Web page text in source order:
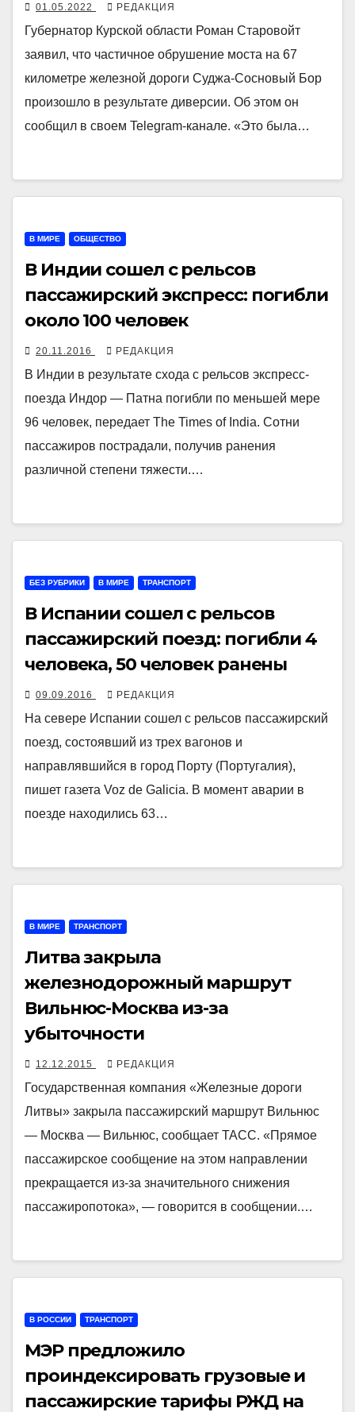
01.05.2022 РЕДАКЦИЯ
Губернатор Курской области Роман Старовойт
заявил, что частичное обрушение моста на 67
километре железной дороги Суджа-Сосновый Бор
произошло в результате диверсии. Об этом он
сообщил в своем Telegram-канале. «Это была…
В МИРЕ ОБЩЕСТВО
В Индии сошел с рельсов
пассажирский экспресс: погибли
около 100 человек
20.11.2016 РЕДАКЦИЯ
В Индии в результате схода с рельсов экспресс-
поезда Индор — Патна погибли по меньшей мере
96 человек, передает The Times of India. Сотни
пассажиров пострадали, получив ранения
различной степени тяжести.…
БЕЗ РУБРИКИ В МИРЕ ТРАНСПОРТ
В Испании сошел с рельсов
пассажирский поезд: погибли 4
человека, 50 человек ранены
09.09.2016 РЕДАКЦИЯ
На севере Испании сошел с рельсов пассажирский
поезд, состоявший из трех вагонов и
направлявшийся в город Порту (Португалия),
пишет газета Voz de Galicia. В момент аварии в
поезде находились 63…
В МИРЕ ТРАНСПОРТ
Литва закрыла
железнодорожный маршрут
Вильнюс-Москва из-за
убыточности
12.12.2015 РЕДАКЦИЯ
Государственная компания «Железные дороги
Литвы» закрыла пассажирский маршрут Вильнюс
— Москва — Вильнюс, сообщает ТАСС. «Прямое
пассажирское сообщение на этом направлении
прекращается из-за значительного снижения
пассажиропотока», — говорится в сообщении.…
В РОССИИ ТРАНСПОРТ
МЭР предложило
проиндексировать грузовые и
пассажирские тарифы РЖД на